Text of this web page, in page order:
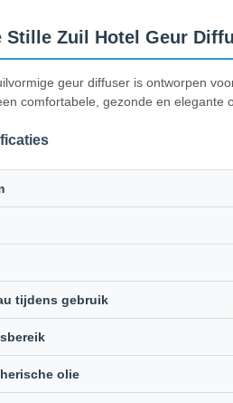
Stille Zuil Hotel Geur
geur diffuser is ontworpen
comfortabele, gezonde en elegante
tijdens gebruik
olie